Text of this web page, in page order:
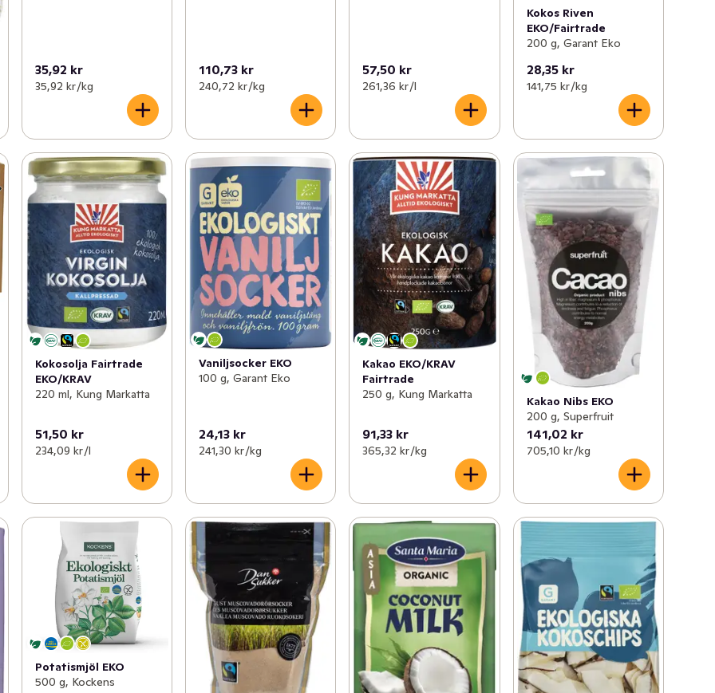
35,92 kr
35,92 kr /kg
110,73 kr
240,72 kr /kg
57,50 kr
261,36 kr /l
Kokos Riven
EKO/Fairtrade
200 g, Garant Eko
28,35 kr
141,75 kr /kg
Kokosolja Fairtrade
EKO/KRAV
220 ml, Kung Markatta
51,50 kr
234,09 kr /l
Vaniljsocker EKO
100 g, Garant Eko
24,13 kr
241,30 kr /kg
Kakao EKO/KRAV
Fairtrade
250 g, Kung Markatta
91,33 kr
365,32 kr /kg
Kakao Nibs EKO
200 g, Superfruit
141,02 kr
705,10 kr /kg
Potatismjöl EKO
500 g, Kockens